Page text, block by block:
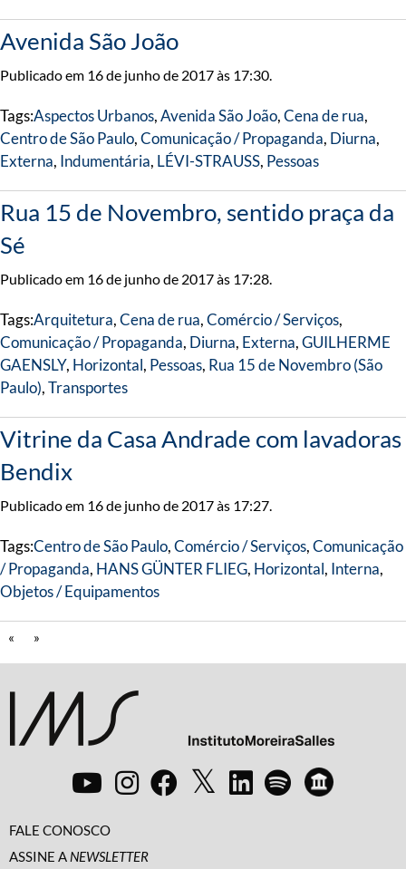
Avenida São João
Publicado em 16 de junho de 2017 às 17:30.
Tags:Aspectos Urbanos,Avenida São João,Cena de rua,
Centro de São Paulo,Comunicação / Propaganda, Diurna,
Externa, Indumentária, LÉVI-STRAUSS, Pessoas
Rua 15 de Novembro, sentido praça da
Sé
Publicado em 16 de junho de 2017 às 17:28.
Tags:Arquitetura,Cena de rua,Comércio / Serviços,
Comunicação / Propaganda, Diurna, Externa,GUILHERME
GAENSLY, Horizontal, Pessoas, Rua 15 de Novembro (São
Paulo),Transportes
Vitrine da Casa Andrade com lavadoras
Bendix
Publicado em 16 de junho de 2017 às 17:27.
Tags:Centro de São Paulo,Comércio / Serviços,Comunicação
/ Propaganda, HANS GÜNTER FLIEG, Horizontal, Interna,
Objetos / Equipamentos
« »
FALE CONOSCO
ASSINE A NEWSLETTER